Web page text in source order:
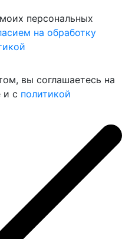
персональных
на обработку
вы соглашаетесь на
и с политикой